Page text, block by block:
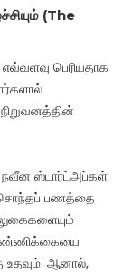
(The
பெரியதாக
நவீன ஸ்டார்ட்அப்கள்
சொந்தப் பணத்தை
எண்ணிக்கையை
உதவும். ஆனால்,